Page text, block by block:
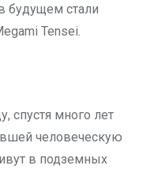
будущем стали
Tensei.
спустя много лет
человеческую
в подземных